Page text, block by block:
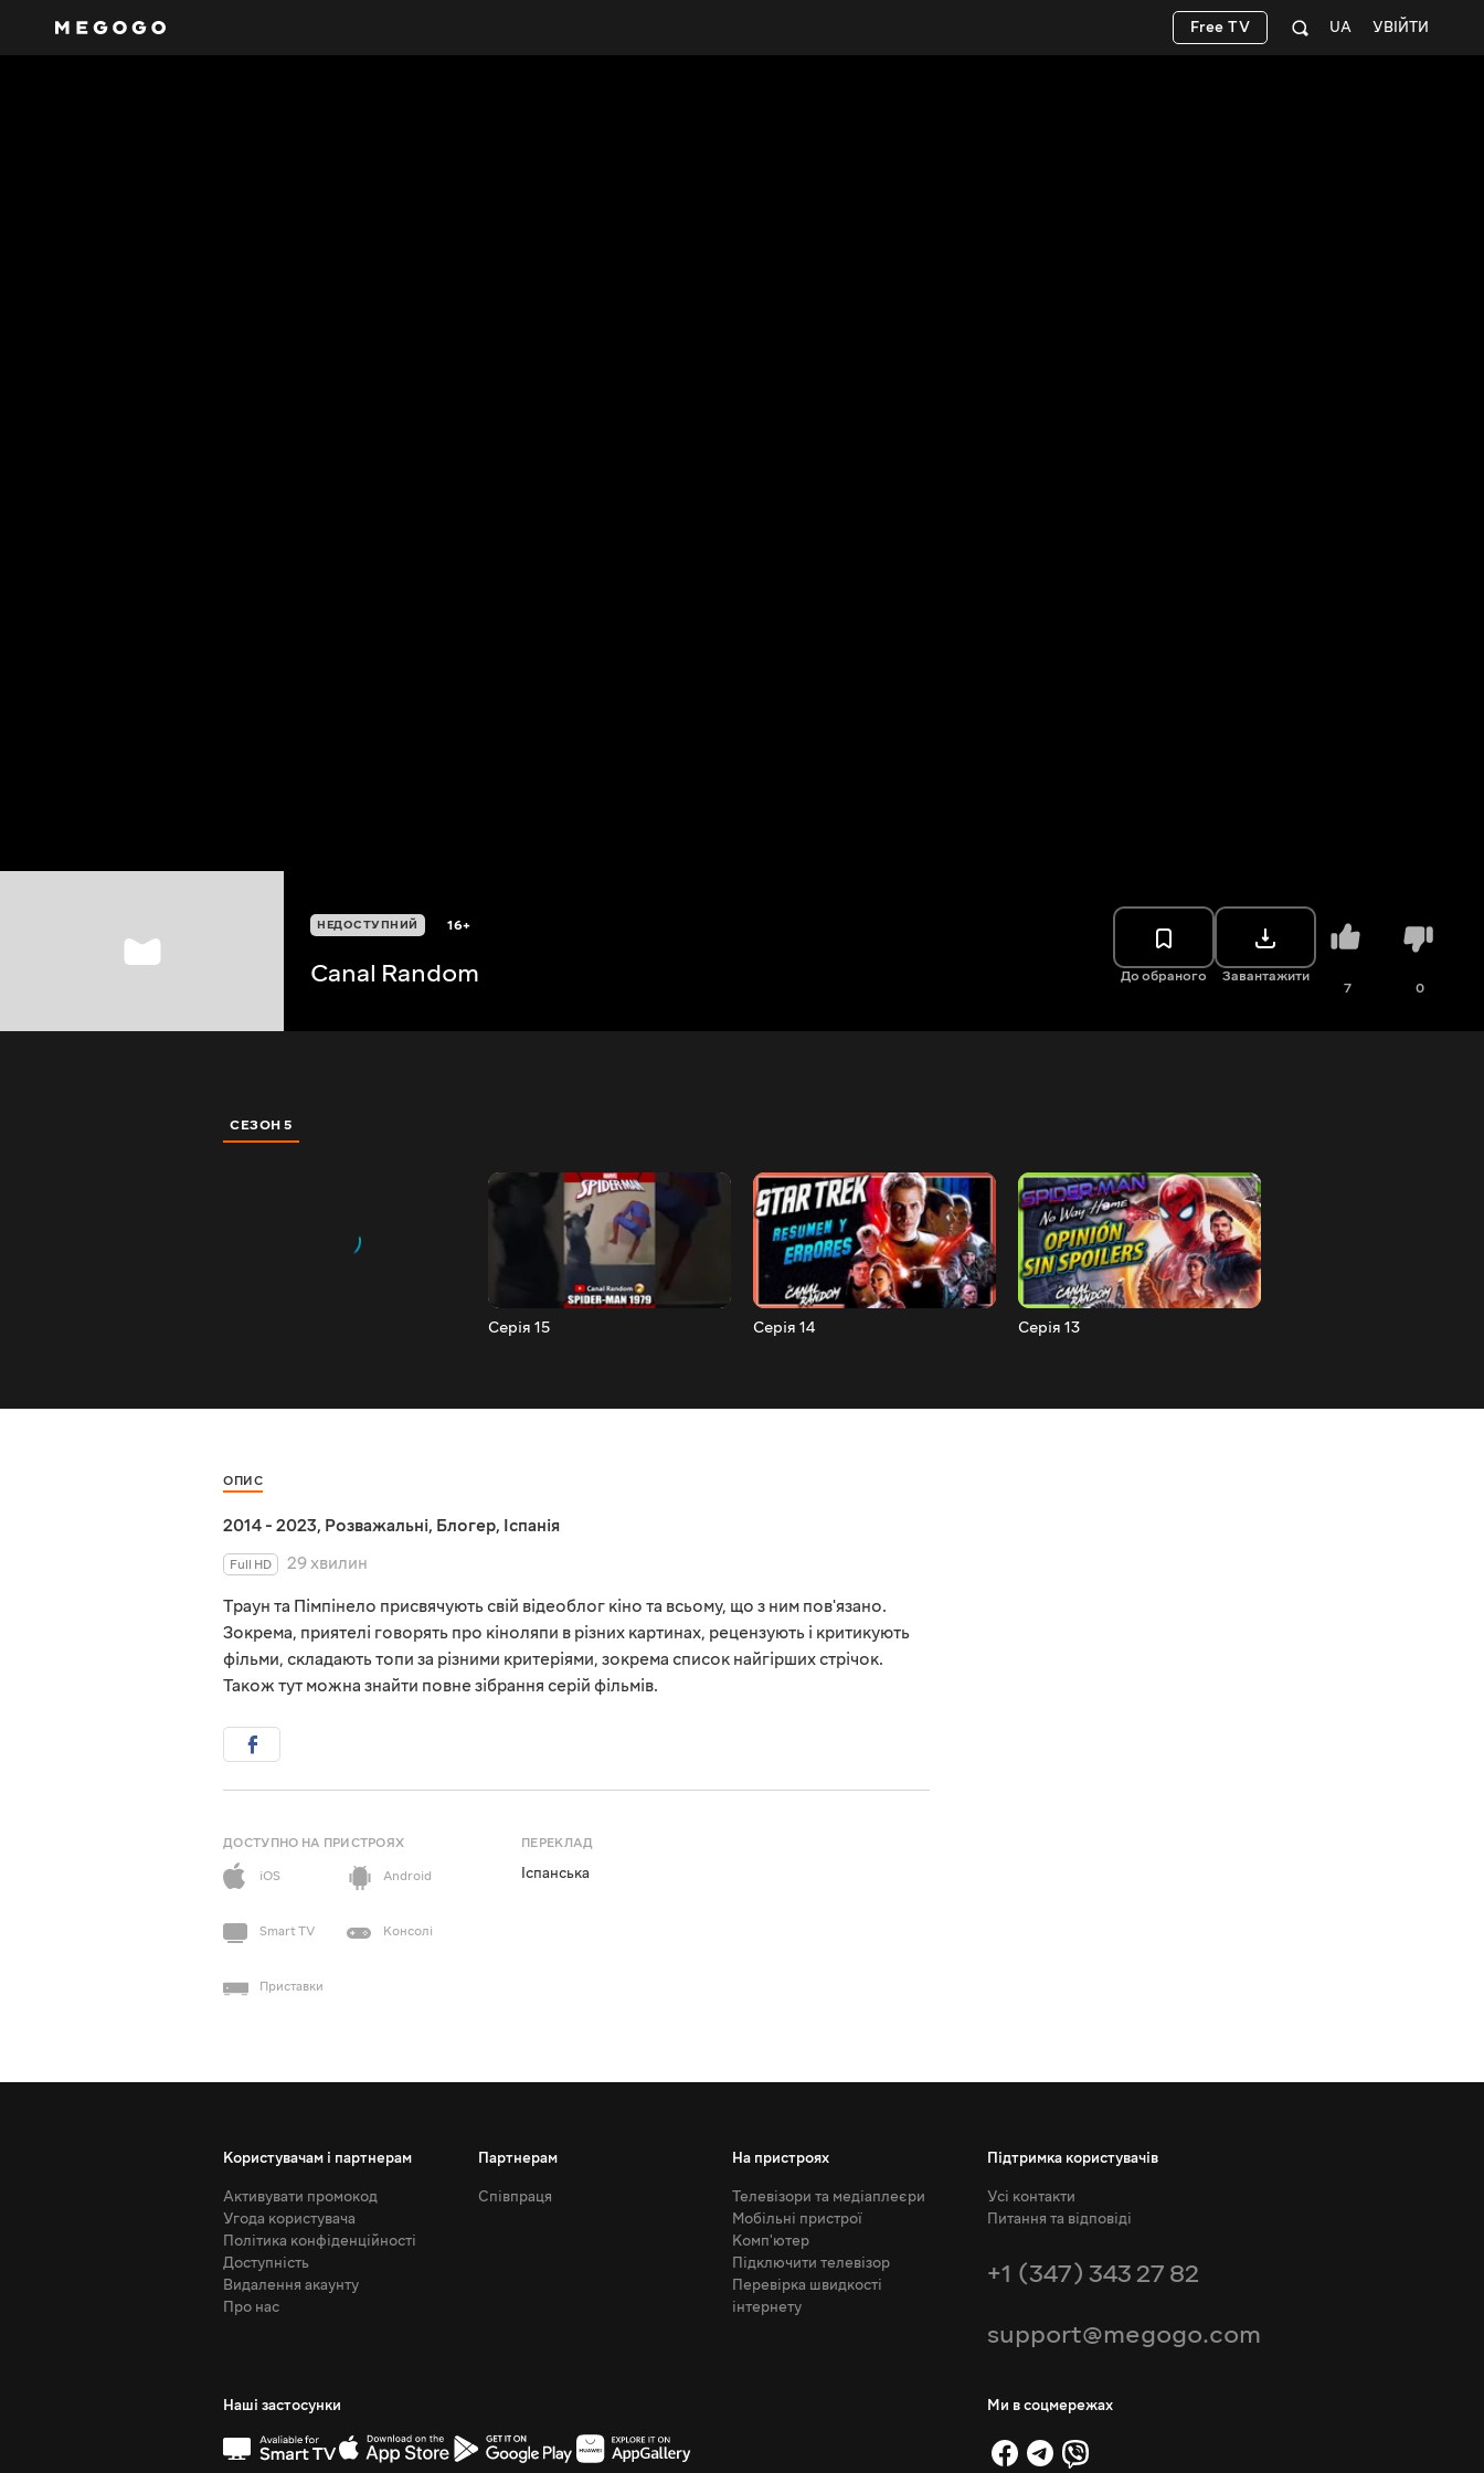
УВІЙТИ
UA
Free TV
НЕДОСТУПНИЙ 16+
Canal Random До обраного Завантажити
7 0
СЕЗОН 5
Серія 15 Серія 14 Серія 13
ОПИС
2014 - 2023, Розважальні, Блогер, Іспанія
Full HD
29 хвилин
Траун та Пімпінело присвячують свій відеоблог кіно та всьому, що з ним пов'язано.
Зокрема, приятелі говорять про кіноляпи в різних картинах, рецензують і критикують
фільми, складають топи за різними критеріями, зокрема список найгірших стрічок.
Також тут можна знайти повне зібрання серій фільмів.
ДОСТУПНО НА ПРИСТРОЯХ
iOS
Android
Smart TV Консолі
Приставки
ПЕРЕКЛАД
Іспанська
Користувачам і партнерам
Активувати промокод
Угода користувача
Політика конфіденційності
Доступність
Видалення акаунту
Про нас
Партнерам
Співпраця
На пристроях
Телевізори та медіаплеєри
Мобільні пристрої
Комп'ютер
Підключити телевізор
Перевірка швидкості
інтернету
Підтримка користувачів
Усі контакти
Питання та відповіді
+1 (347) 343 27 82
support@megogo.com
Наші застосунки Ми в соцмережах